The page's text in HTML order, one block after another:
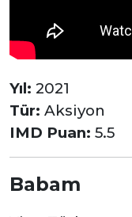
Yıl: 2021
Tür: Aksiyon
IMD Puan: 5.5
Babam